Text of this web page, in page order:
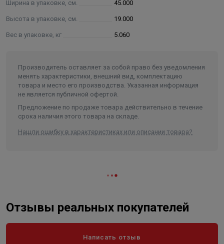
пленкой
Цвет: зелёный
Ширина в упаковке, см. 45.000
Высота в упаковке, см. 19.000
Вес в упаковке, кг 5.060
Производитель оставляет за собой право без уведомления
менять характеристики, внешний вид, комплектацию
товара и место его производства. Указанная информация
не является публичной офертой.
Предложение по продаже товара действительно в течение
срока наличия этого товара на складе.
Нашли ошибку в характеристиках или описании товара?
Отзывы реальных покупателей
Написать отзыв